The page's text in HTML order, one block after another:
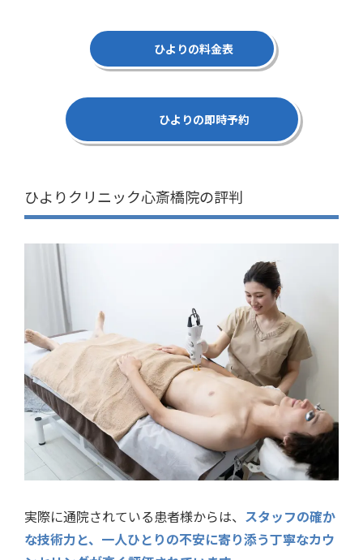
ひよりの料金表
ひよりの即時予約
ひよりクリニック心斎橋院の評判
実際に通院されている患者様からは、 スタッフの確か
な技術力と、一人ひとりの不安に寄り添う丁寧なカウ